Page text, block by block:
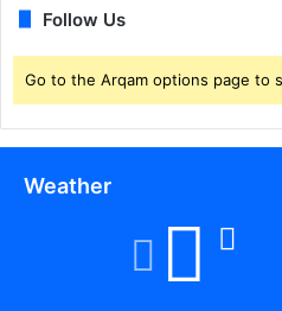
Follow Us
Go to the Arqam options page to
Weather